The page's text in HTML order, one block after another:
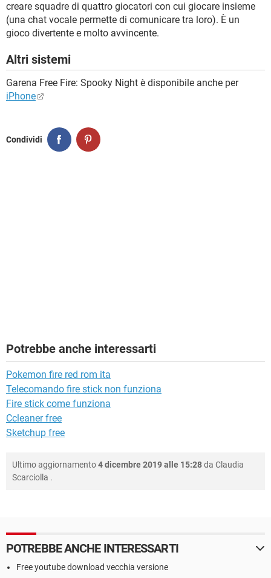
creare squadre di quattro giocatori con cui giocare insieme
(una chat vocale permette di comunicare tra loro). È un
gioco divertente e molto avvincente.
Altri sistemi
Garena Free Fire: Spooky Night è disponibile anche per
iPhone
Condividi
Potrebbe anche interessarti
Pokemon fire red rom ita
Telecomando fire stick non funziona
Fire stick come funziona
Ccleaner free
Sketchup free
Ultimo aggiornamento4 dicembre 2019 alle 15:28da Claudia
Scarciolla .
POTREBBE ANCHE INTERESSARTI
Free youtube download vecchia versione